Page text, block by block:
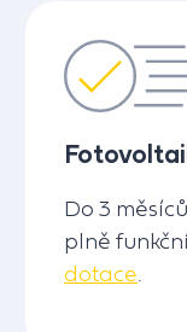
Do 3
plně
dotace